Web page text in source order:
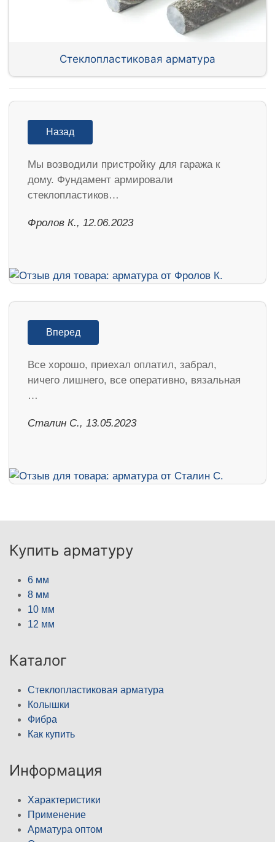
Стеклопластиковая арматура
Назад
Мы возводили пристройку для гаража к
дому. Фундамент армировали
стеклопластиков…
Фролов К., 12.06.2023
Вперед
Все хорошо, приехал оплатил, забрал,
ничего лишнего, все оперативно, вязальная
…
Сталин С., 13.05.2023
Купить арматуру
6 мм
8 мм
10 мм
12 мм
Каталог
Стеклопластиковая арматура
Колышки
Фибра
Как купить
Информация
Характеристики
Применение
Арматура оптом